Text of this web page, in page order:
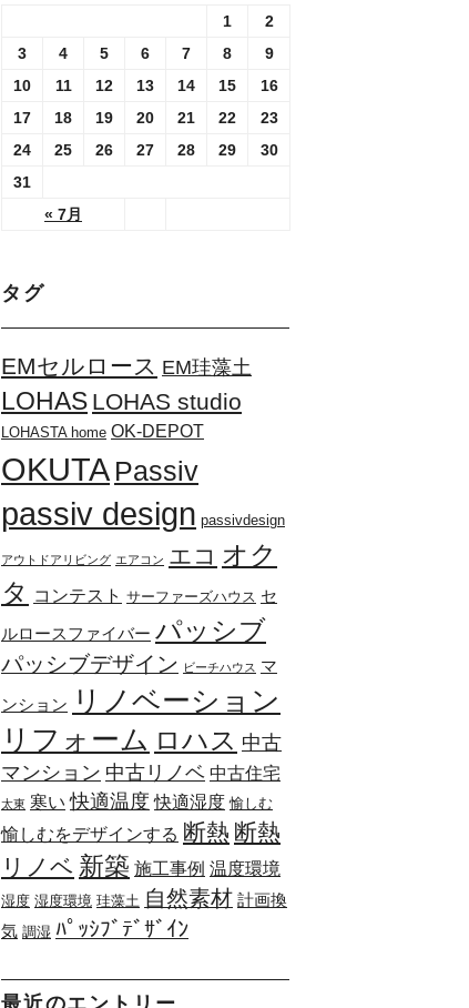
« 7月
1
2
3
4 5 6 7 8
9
10
11 12 13 14 15
16
17
18 19 20 21 22
23
24
25 26 27 28 29
30
31
タグ
EMセルロース EM珪藻土
LOHAS LOHAS studio
LOHASTA home OK-DEPOT
OKUTA Passiv
passiv design passivdesign
アウトドアリビング エアコン エコ オク
タ
コンテスト サーファーズハウス セ
ルロースファイバー パッシブ
パッシブデザイン ビーチハウス マ
ンション リノベーション
リフォーム ロハス 中古
マンション 中古リノベ 中古住宅
太東 寒い 快適温度 快適湿度 愉しむ
愉しむをデザインする 断熱 断熱
リノベ 新築 施工事例 温度環境
湿度 湿度環境 珪藻土 自然素材 計画換
気 調湿 ﾊﾟｯｼﾌﾞﾃﾞｻﾞｲﾝ
最近のエントリー